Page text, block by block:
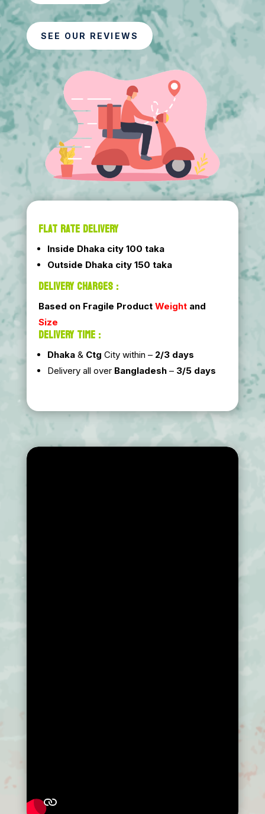
SEE OUR REVIEWS
FLAT RATE DELIVERY
Inside Dhaka city 100 taka
Outside Dhaka city 150 taka
DELIVERY CHARGES :
Based on Fragile Product Weightand
Size
DELIVERY TIME :
Dhaka& Ctg City within – 2/3 days
Delivery all over Bangladesh– 3/5 days